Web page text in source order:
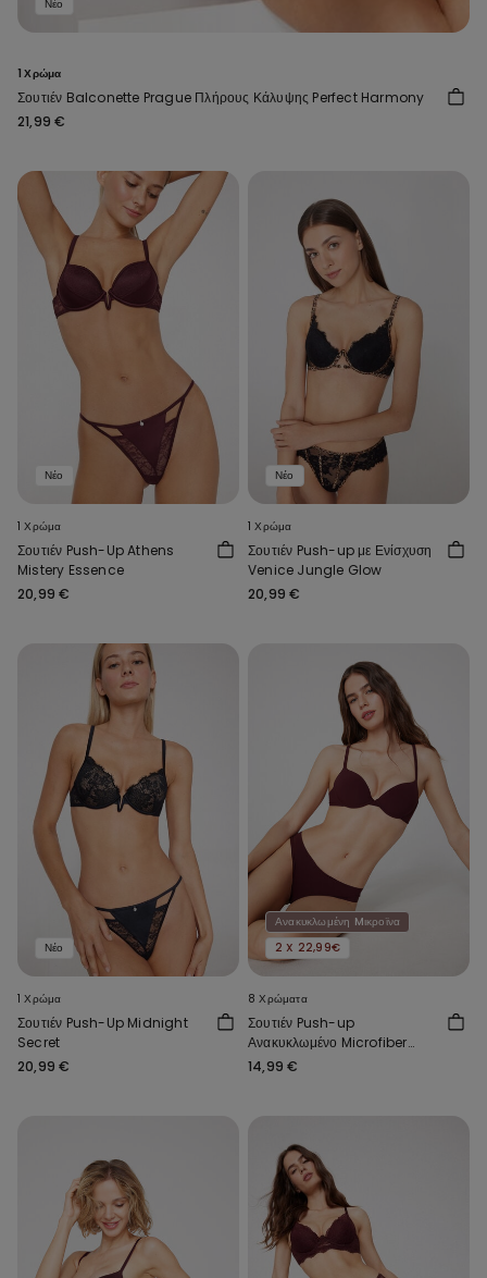
Νέο
1 Χρώμα
Σουτιέν Balconette Prague Πλήρους Κάλυψης Perfect Harmony
21,99 €
Νέο
1 Χρώμα
Σουτιέν Push-Up Athens
Mistery Essence
20,99 €
Νέο
1 Χρώμα
Σουτιέν Push-up με Ενίσχυση
Venice Jungle Glow
20,99 €
Νέο
1 Χρώμα
Σουτιέν Push-Up Midnight
Secret
20,99 €
Ανακυκλωμένη Mικροϊνα
2 X 22,99€
8 Χρώματα
Σουτιέν Push-up
Ανακυκλωμένο Microfiber
Athens
14,99 €